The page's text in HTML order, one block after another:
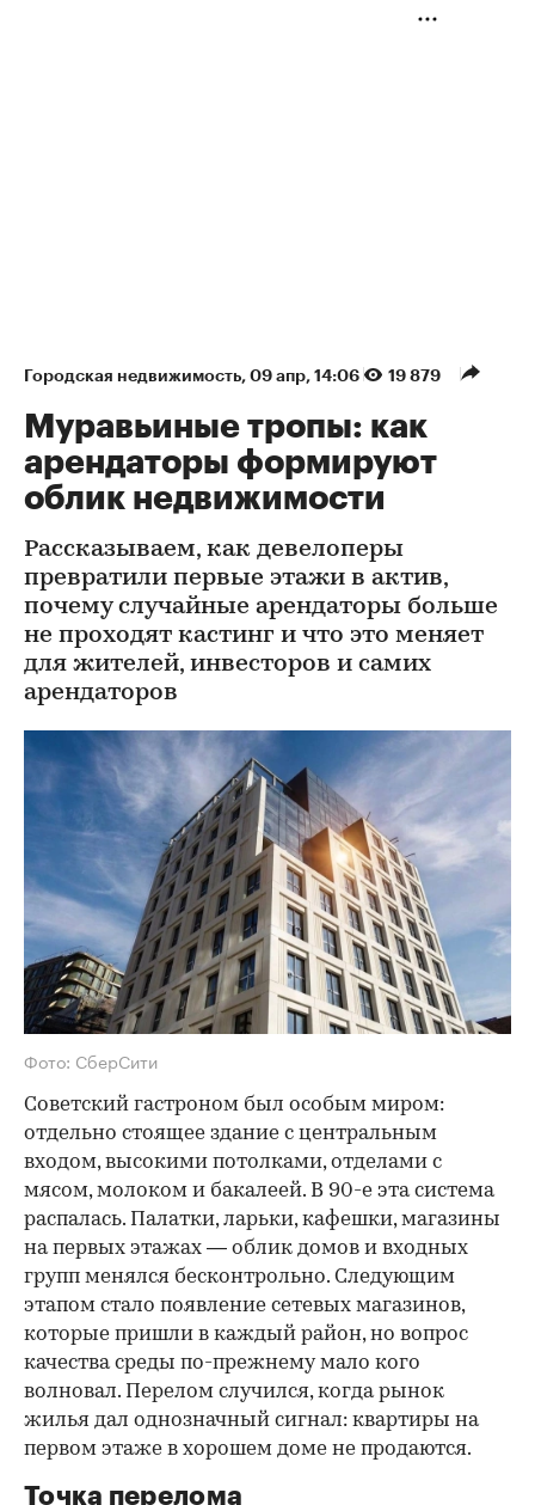
Городская недвижимость 09 апр, 14:06 19 879
Муравьиные тропы: как
арендаторы формируют
облик недвижимости
Рассказываем, как девелоперы
превратили первые этажи в актив,
почему случайные арендаторы больше
не проходят кастинг и что это меняет
для жителей, инвесторов и самих
арендаторов
Фото: СберСити
Советский гастроном был особым миром:
отдельно стоящее здание с центральным
входом, высокими потолками, отделами с
мясом, молоком и бакалеей. В 90-е эта система
распалась. Палатки, ларьки, кафешки, магазины
на первых этажах — облик домов и входных
групп менялся бесконтрольно. Следующим
этапом стало появление сетевых магазинов,
которые пришли в каждый район, но вопрос
качества среды по-прежнему мало кого
волновал. Перелом случился, когда рынок
жилья дал однозначный сигнал: квартиры на
первом этаже в хорошем доме не продаются.
Точка перелома